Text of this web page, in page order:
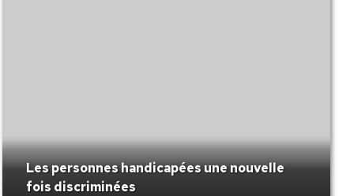
Les personnes handicapées une nouvelle
fois discriminées